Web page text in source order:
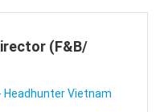
(F&B/
Headhunter Vietnam